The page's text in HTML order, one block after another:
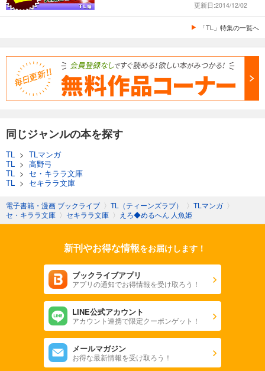
更新日:2014/12/02
「TL」特集の一覧へ
同じジャンルの本を探す
TL > TLマンガ
TL > 高野弓
TL > セ・キララ文庫
TL > セキララ文庫
電子書籍・漫画 ブックライブ 〉 TL（ティーンズラブ） 〉 TLマンガ 〉
セ・キララ文庫 〉 セキララ文庫 〉 えろ◆めるへん 人魚姫
新刊やお得な情報をお届けします！
ブックライブアプリ
アプリの通知でお得情報を受け取ろう！
LINE公式アカウント
アカウント連携で限定クーポンゲット！
メールマガジン
お得な最新情報を受け取ろう！